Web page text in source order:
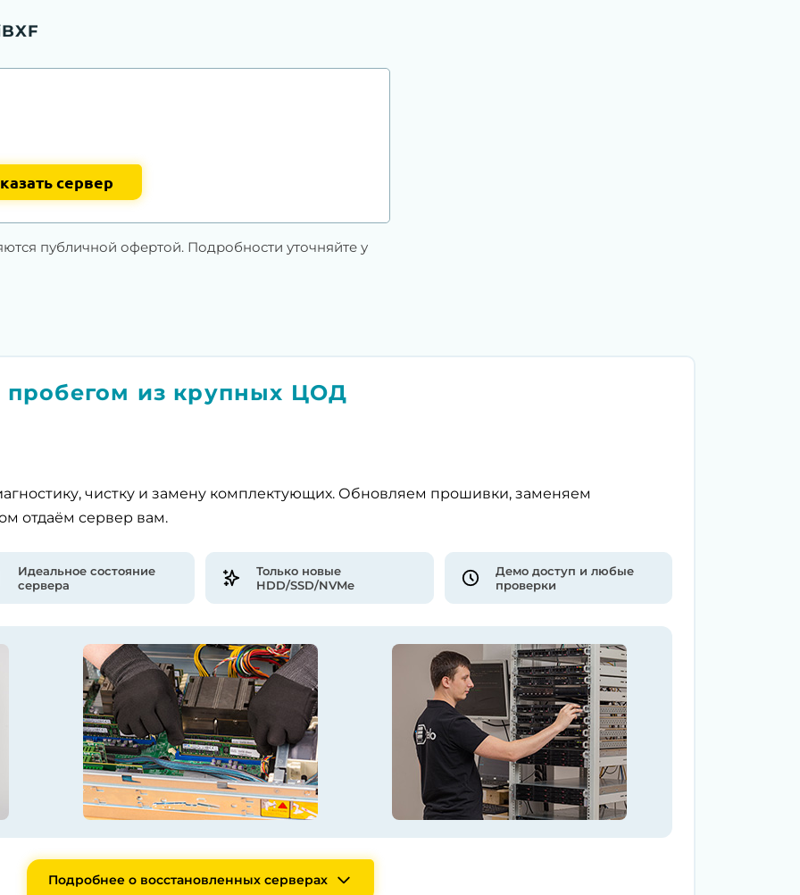
сервер
публичной офертой. Подробности уточняйте у
из крупных ЦОД
чистку и замену комплектующих. Обновляем прошивки, заменяем
отдаём сервер вам.
Идеальное состояние
сервера
Только новые
HDD/SSD/NVMe
Демо доступ и любые
проверки
Подробнее о восстановленных серверах